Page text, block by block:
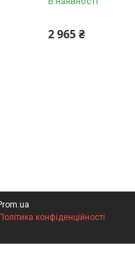
2 965 ₴
конфіденційності